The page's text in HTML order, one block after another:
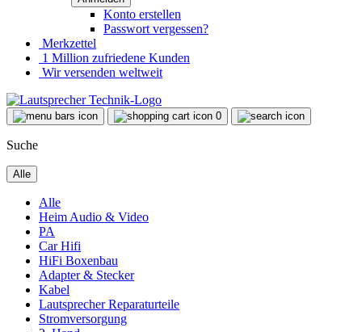
Konto erstellen
Passwort vergessen?
Merkzettel
1 Million zufriedene Kunden
Wir versenden weltweit
0
Suche
Alle
Alle
Heim Audio & Video
PA
Car Hifi
HiFi Boxenbau
Adapter & Stecker
Kabel
Lautsprecher Reparaturteile
Stromversorgung